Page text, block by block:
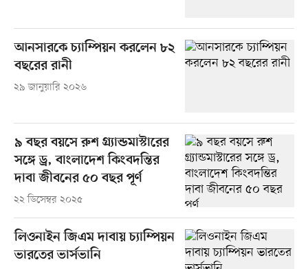
আনসারকে চ্যাম্পিয়ন করলেন ৮২
বছরের রানী
২৯ জানুয়ারি ২০২৬
৯ বছর বয়সে রুশ গ্র্যান্ডমাস্টারের
সঙ্গে ড্র, বাংলাদেশ কিংবদন্তির
দাবা জীবনের ৫০ বছর পূর্ণ
২২ ডিসেম্বর ২০২৫
লিওনাইন জিএম দাবায় চ্যাম্পিয়ন
ভারতের ভার্সভানি